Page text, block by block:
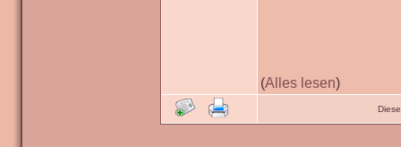
(Alles lesen)